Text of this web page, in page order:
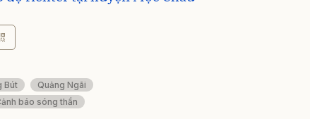
Bút
Quảng Ngãi
báo sóng thần